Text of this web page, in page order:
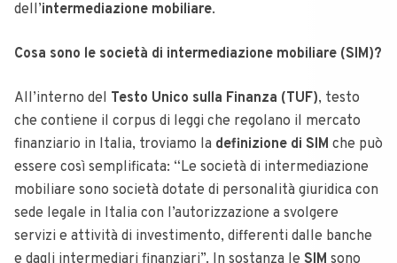
dell’intermediazione mobiliare.
Cosa sono le società di intermediazione mobiliare (SIM)?
All’interno del Testo Unico sulla Finanza (TUF), testo
che contiene il corpus di leggi che regolano il mercato
finanziario in Italia, troviamo la definizione di SIM che può
essere così semplificata: “Le società di intermediazione
mobiliare sono società dotate di personalità giuridica con
sede legale in Italia con l’autorizzazione a svolgere
servizi e attività di investimento, differenti dalle banche